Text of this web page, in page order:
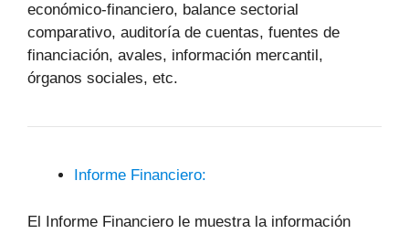
económico-financiero, balance sectorial
comparativo, auditoría de cuentas, fuentes de
financiación, avales, información mercantil,
órganos sociales, etc.
Informe Financiero:
El Informe Financiero le muestra la información